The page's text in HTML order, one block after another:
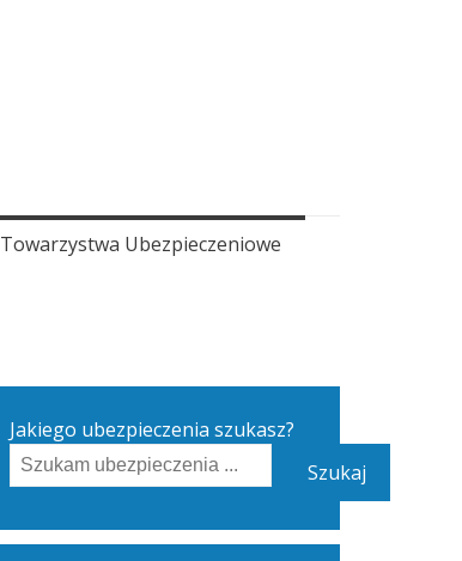
Towarzystwa Ubezpieczeniowe
Jakiego ubezpieczenia szukasz?
Szukaj